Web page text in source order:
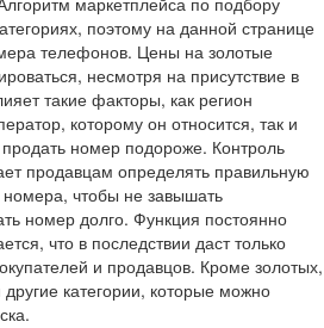
поэтому на данной странице
телефонов. Цены на золотые
несмотря на присутствие в
такие факторы, как регион
которому он относится, так и
номер подороже. Контроль
продавцам определять правильную
номера, чтобы не завышать
номер долго. Функция постоянно
что в последствии даст только
и продавцов. Кроме золотых,
категории, которые можно